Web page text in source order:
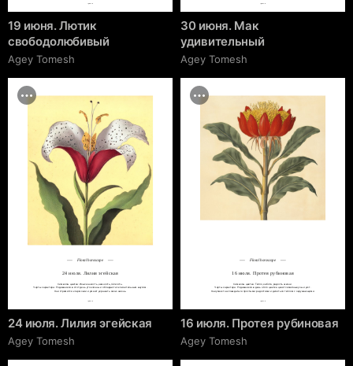
19 июня. Лютик
свободолюбивый
Agey Tomesh
30 июня. Мак
удивительный
Agey Tomesh
Floral horoscope
24 июля. Лилия эгейская
Символы цветка: Изысканность, нежность, лёгкость.
Черты характера: Родившиеся в этот день утончённы и обладают исключительным вкусом.
Они стремятся к гармонии и умеют украшать свою жизнь.
24 июля. Лилия эгейская
Agey Tomesh
Floral horoscope
16 июля. Протея рубиновая
Символы цветка: Тепло, забота, радость жизни.
Черты характера: Родившиеся в день этого цветка ценят семейные узы и уют.
Они умеют наслаждаться простыми радостями и делиться теплом с окружающими.
16 июля. Протея рубиновая
Agey Tomesh